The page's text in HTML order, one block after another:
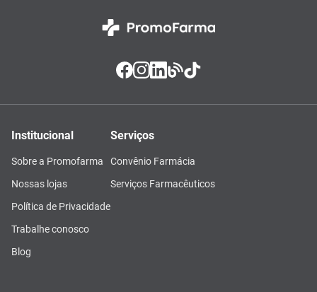
Institucional
Sobre a Promofarma
Nossas lojas
Política de Privacidade
Trabalhe conosco
Blog
Serviços
Convênio Farmácia
Serviços Farmacêuticos